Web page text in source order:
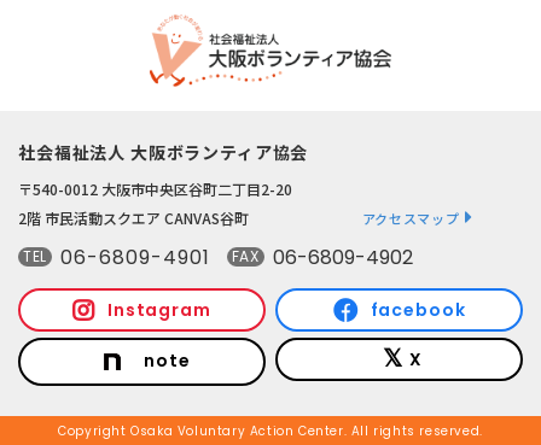
社会福祉法人 大阪ボランティア協会
〒540-0012 大阪市中央区谷町二丁目2-20
2階 市民活動スクエア CANVAS谷町
アクセスマップ
TEL 06-6809-4901 FAX 06-6809-4902
Instagram facebook
note X
Copyright Osaka Voluntary Action Center. All rights reserved.